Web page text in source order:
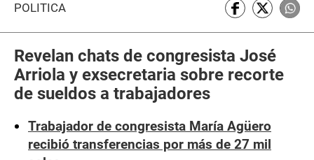
POLÍTICA
Revelan chats de congresista José
Arriola y exsecretaria sobre recorte
de sueldos a trabajadores
Trabajador de congresista María Agüero
recibió transferencias por más de 27 mil